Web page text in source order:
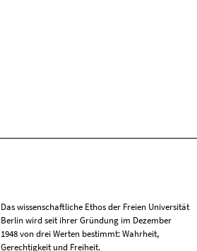
Das wissenschaftliche Ethos der Freien Universität
Berlin wird seit ihrer Gründung im Dezember
1948 von drei Werten bestimmt: Wahrheit,
Gerechtigkeit und Freiheit.